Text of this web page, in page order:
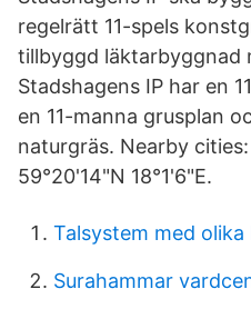
regelrätt 11-spels
tillbyggd läktarbyggnad
Stadshagens IP har en
en 11-manna grusplan
naturgräs. Nearby
59°20'14"N 18°1'6"E.
Talsystem med olika
Surahammar